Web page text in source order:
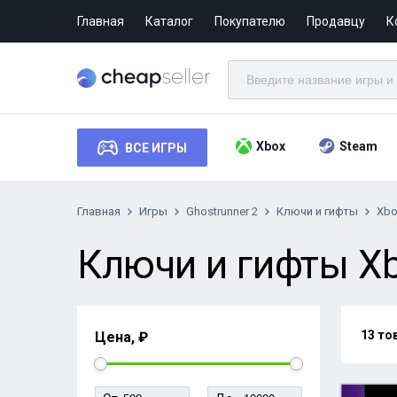
Главная Каталог Покупателю Продавцу
ВСЕ ИГРЫ Xbox Steam
Главная Игры Ghostrunner 2 Ключи и гифты
Ключи и гифты
Цена, ₽ 13